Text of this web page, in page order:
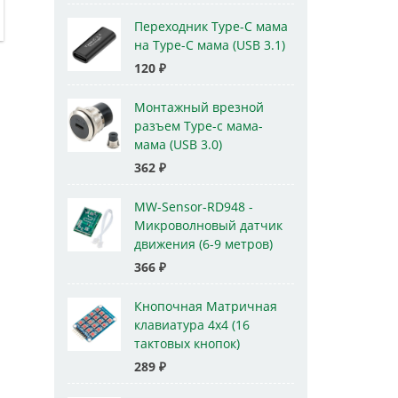
Переходник Type-C мама
на Type-C мама (USB 3.1)
120 ₽
Монтажный врезной
разъем Type-c мама-
мама (USB 3.0)
362 ₽
MW-Sensor-RD948 -
Микроволновый датчик
движения (6-9 метров)
366 ₽
Кнопочная Матричная
клавиатура 4x4 (16
тактовых кнопок)
289 ₽